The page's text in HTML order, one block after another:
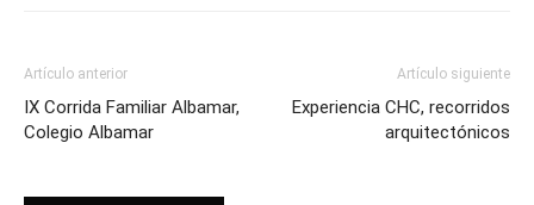
Artículo anterior
IX Corrida Familiar Albamar,
Colegio Albamar
Artículo siguiente
Experiencia CHC, recorridos
arquitectónicos